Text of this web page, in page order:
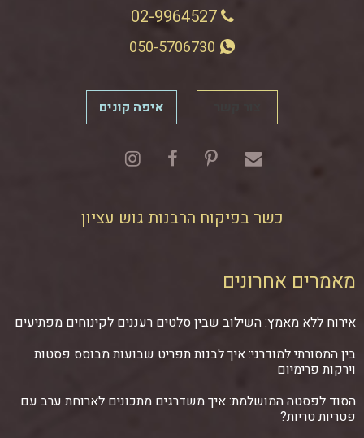
02-9964527
איפה קונים
כשר בפיקוח הרבנות גוש עציון
מאמרים אחרונים
אירוח ללא מאמץ: השילוב שבין סלטים רעננים לקינוחים מפתיעים
בין המסורתי למודרני: איך לבנות תפריט שבועות מבוסס פסטות
וירקות פרימיום
הסוד לפסטה המושלמת: איך משדרגים מתכונים לארוחת ערב עם
פטריות טריות?